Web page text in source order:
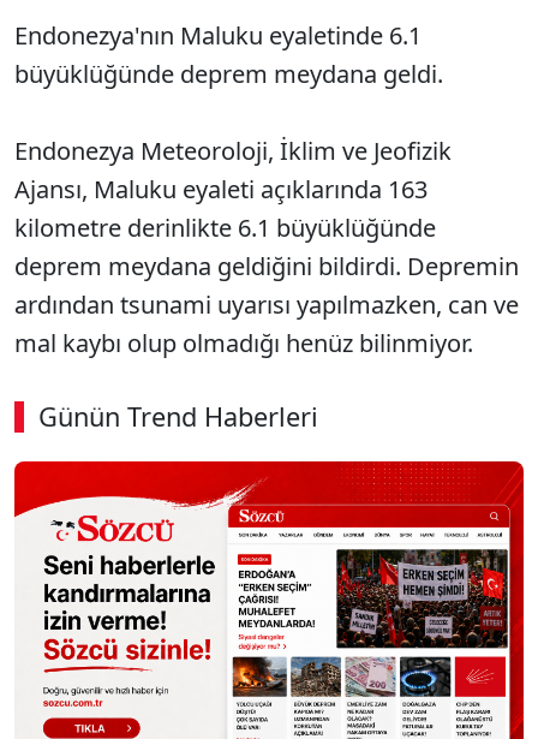
Endonezya'nın Maluku eyaletinde 6.1
büyüklüğünde deprem meydana geldi.
Endonezya Meteoroloji, İklim ve Jeofizik
Ajansı, Maluku eyaleti açıklarında 163
kilometre derinlikte 6.1 büyüklüğünde
deprem meydana geldiğini bildirdi. Depremin
ardından tsunami uyarısı yapılmazken, can ve
mal kaybı olup olmadığı henüz bilinmiyor.
Günün Trend Haberleri